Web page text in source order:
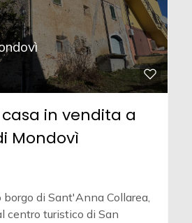
casa in vendita a
Mondovì
di Sant'Anna Collarea,
centro turistico di San